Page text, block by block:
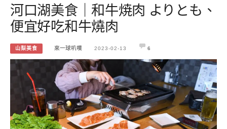
來一球叭噗
分享日本自助部落格
河口湖美食｜和牛焼肉 よりとも、
便宜好吃和牛燒肉
山梨美食 來一球叭噗 2023-02-13 6